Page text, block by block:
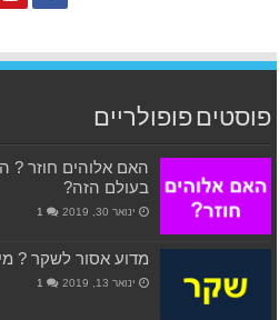
פוסטים פופולריים
האם אלוהים חוזר ?
בעולם הזה?
ינואר 30, 2019 1
מדוע אסור לשקר ?
ינואר 13, 2019 1